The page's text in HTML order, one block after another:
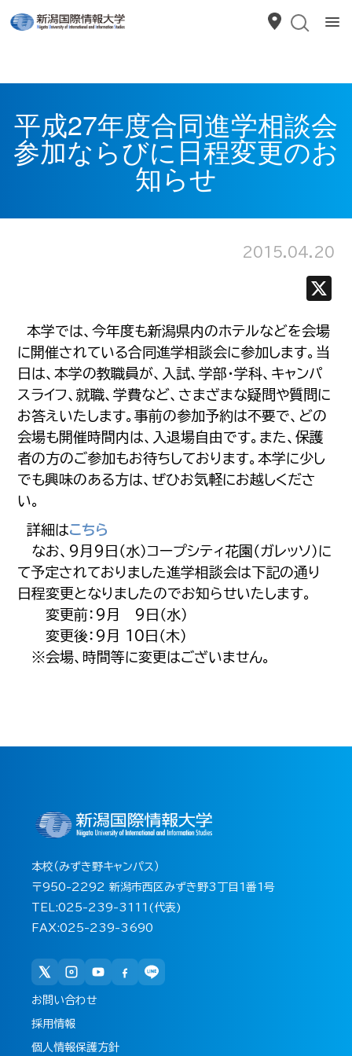
平成27年度合同進学相談会
参加ならびに日程変更のお
知らせ
2015.04.20
本学では、今年度も新潟県内のホテルなどを会場
に開催されている合同進学相談会に参加します。当
日は、本学の教職員が、入試、学部・学科、キャンパ
スライフ、就職、学費など、さまざまな疑問や質問に
お答えいたします。事前の参加予約は不要で、どの
会場も開催時間内は、入退場自由です。また、保護
者の方のご参加もお待ちしております。本学に少し
でも興味のある方は、ぜひお気軽にお越しくださ
い。
詳細はこちら
なお、9月9日（水）コープシティ花園（ガレッソ）に
て予定されておりました進学相談会は下記の通り
日程変更となりましたのでお知らせいたします。
変更前：9月 9日（水）
変更後：9月 10日（木）
※会場、時間等に変更はございません。
本校（みずき野キャンパス）
〒950-2292 新潟市西区みずき野3丁目1番1号
TEL:025-239-3111(代表)
FAX:025-239-3690
お問い合わせ
採用情報
個人情報保護方針